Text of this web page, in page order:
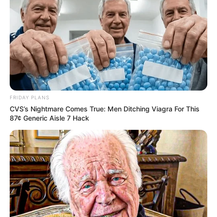
Schloss Dyck
Das romantische barocke Wasserschloss,
das von einem riesigen alten Park
umgeben ist und für Gartenausstellungen
genutzt wird ist ein Eldorado für Kunst- und
Naturliebhaber.
Museum Insel Hombroich
ungewöhnlichsten Museum der
gehen. Die Insel, die in Wirklichkeit gar keine ist, sondern
nur wie eine solche, besteht aus einer Kombination aus
Ausstellung, Kunstwanderweg, blühender Parkanlage
und wilder Natur. Sie wurde unter dem Motto "Kunst
parallel zur Natur" gestaltet.
Niederrheinisches Freilichtmuseum
FRIDAY PLANS
CVS’s Nightmare Comes True: Men Ditching Viagra For This
87¢ Generic Aisle 7 Hack